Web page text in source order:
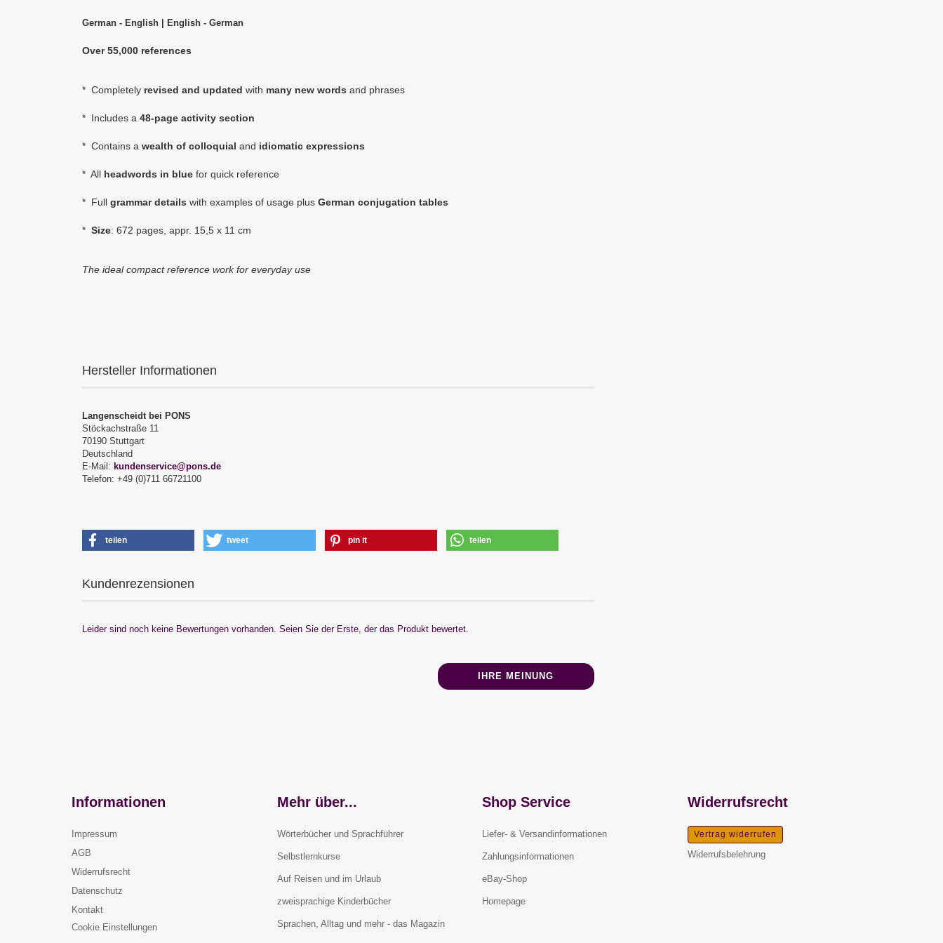
German - English | English - German
Over 55,000 references
* Completely revised and updated with many new words and phrases
* Includes a 48-page activity section
* Contains a wealth of colloquial and idiomatic expressions
* All headwords in blue for quick reference
* Full grammar details with examples of usage plus German conjugation tables
* Size: 672 pages , appr. 15,5 x 11 cm
The ideal compact reference work for everyday use
Hersteller Informationen
Langenscheidt bei PONS
Stöckachstraße 11
70190 Stuttgart
Deutschland
E-Mail: kundenservice@pons.de
Telefon: +49 (0)711 66721100
teilen tweet pin it teilen
Kundenrezensionen
Leider sind noch keine Bewertungen vorhanden. Seien Sie der Erste, der das Produkt bewertet.
IHRE MEINUNG
Informationen
Impressum
AGB
Widerrufsrecht
Datenschutz
Kontakt
Cookie Einstellungen
Mehr über...
Wörterbücher und Sprachführer
Selbstlernkurse
Auf Reisen und im Urlaub
zweisprachige Kinderbücher
Sprachen, Alltag und mehr - das Magazin
Shop Service
Liefer- & Versandinformationen
Zahlungsinformationen
eBay-Shop
Homepage
Widerrufsrecht
Vertrag widerrufen
Widerrufsbelehrung